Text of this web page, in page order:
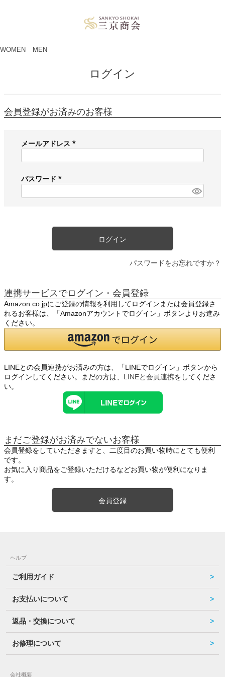
WOMEN MEN
ログイン
会員登録がお済みのお客様
メールアドレス
必
)
パスワード
必
ログイン
パスワードをお忘れですか？
連携サービスでログイン・会員登録
Amazon.co.jpにご登録の情報を利用してログインまたは会員登録さ
れるお客様は、「Amazonアカウントでログイン」ボタンよりお進み
ください。
LINEとの会員連携がお済みの方は、「LINEでログイン」ボタンから
ログインしてください。まだの方は、 LINEと会員連携をしてくださ
い。
まだご登録がお済みでないお客様
会員登録をしていただきますと、二度目のお買い物時にとても便利
です。
お気に入り商品をご登録いただけるなどお買い物が便利になりま
す。
会員登録
ヘルプ
ご利用ガイド
お支払いについて
返品・交換について
お修理について
会社概要